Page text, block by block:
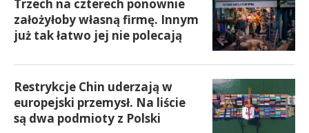
Trzech na czterech ponownie
założyłoby własną firmę. Innym
już tak łatwo jej nie polecają
Restrykcje Chin uderzają w
europejski przemysł. Na liście
są dwa podmioty z Polski